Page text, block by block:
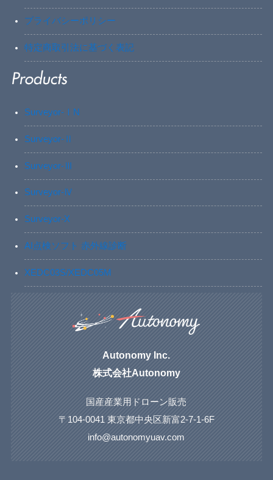
プライバシーポリシー
特定商取引法に基づく表記
Surveyor-ⅠN
Surveyor-Ⅱ
Surveyor-Ⅲ
Surveyor-Ⅳ
Surveyor-X
AI点検ソフト 赤外線診断
XEDC03S/XEDC05M
Autonomy Inc.
株式会社Autonomy
国産産業用ドローン販売
〒104-0041 東京都中央区新富2-7-1-6F
info@autonomyuav.com